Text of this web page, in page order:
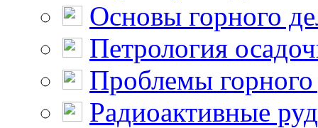
Основы горного
Петрология
Проблемы горного
Радиоактивные